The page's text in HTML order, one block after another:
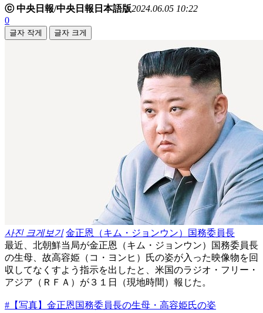
ⓒ 中央日報/中央日報日本語版2024.06.05 10:22
0
글자 작게 글자 크게
사진 크게보기 金正恩（キム・ジョンウン）国務委員長
最近、北朝鮮当局が金正恩（キム・ジョンウン）国務委員長
の生母、故高容姫（コ・ヨンヒ）氏の姿が入った映像物を回
収してなくすよう指示を出したと、米国のラジオ・フリー・
アジア（ＲＦＡ）が３１日（現地時間）報じた。
#【写真】金正恩国務委員長の生母・高容姫氏の姿